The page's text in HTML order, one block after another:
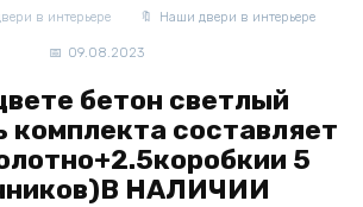
в интерьере Наши двери в интерьере
09.08.2023
бетон светлый
комплекта составляет
5
НАЛИЧИИ